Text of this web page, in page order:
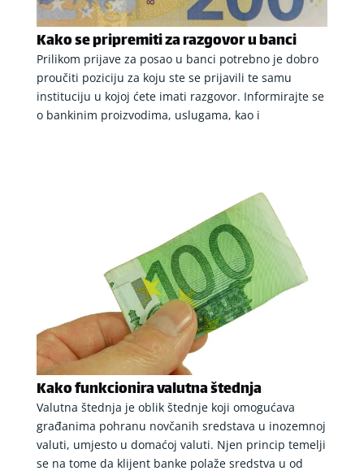
Kako se pripremiti za razgovor u banci
Prilikom prijave za posao u banci potrebno je dobro
proučiti poziciju za koju ste se prijavili te samu
instituciju u kojoj ćete imati razgovor. Informirajte se
o bankinim proizvodima, uslugama, kao i
Kako funkcionira valutna štednja
Valutna štednja je oblik štednje koji omogućava
građanima pohranu novčanih sredstava u inozemnoj
valuti, umjesto u domaćoj valuti. Njen princip temelji
se na tome da klijent banke polaže sredstva u od